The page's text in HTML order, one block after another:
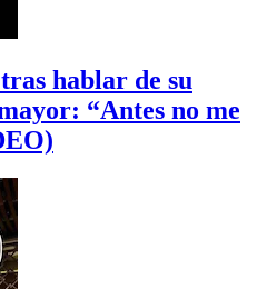
hablar de su
“Antes no me